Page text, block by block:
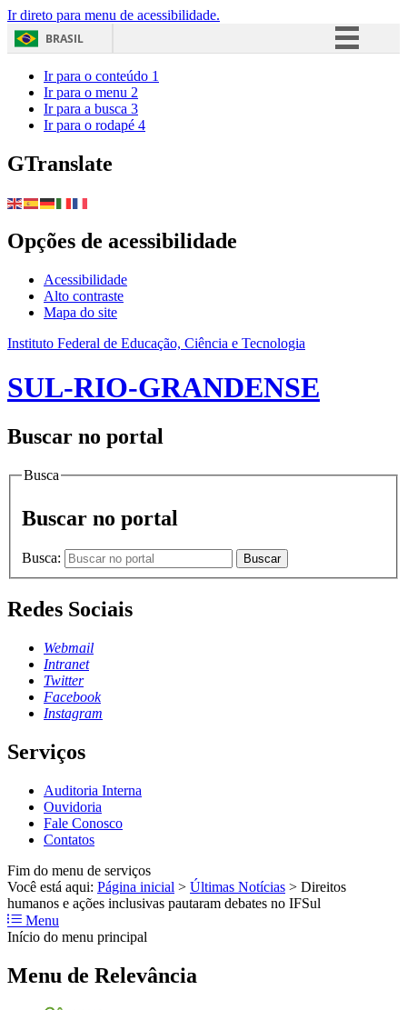
Ir direto para menu de acessibilidade.
BRASIL
Ir para o conteúdo 1
Ir para o menu 2
Ir para a busca 3
Ir para o rodapé 4
GTranslate
Opções de acessibilidade
Acessibilidade
Alto contraste
Mapa do site
Instituto Federal de Educação, Ciência e Tecnologia
SUL-RIO-GRANDENSE
Buscar no portal
Busca
Buscar no portal
Busca: Buscar
Redes Sociais
Webmail
Intranet
Twitter
Facebook
Instagram
Serviços
Auditoria Interna
Ouvidoria
Fale Conosco
Contatos
Fim do menu de serviços
Você está aqui: Página inicial > Últimas Notícias > Direitos
humanos e ações inclusivas pautaram debates no IFSul
Menu
Início do menu principal
Menu de Relevância